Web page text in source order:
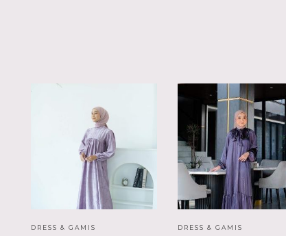
DRESS & GAMIS DRESS & GAMIS